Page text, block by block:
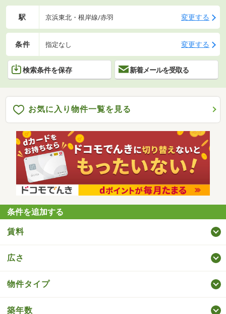
駅 京浜東北・根岸線/赤羽 変更する
条件 指定なし 変更する
検索条件を保存 新着メールを受取る
お気に入り物件一覧を見る
条件を追加する
賃料
広さ
物件タイプ
築年数